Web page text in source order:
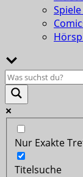
Nur Exakte
Titelsuche